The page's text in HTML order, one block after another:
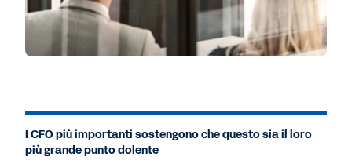
I CFO più importanti sostengono che questo sia il loro
più grande punto dolente